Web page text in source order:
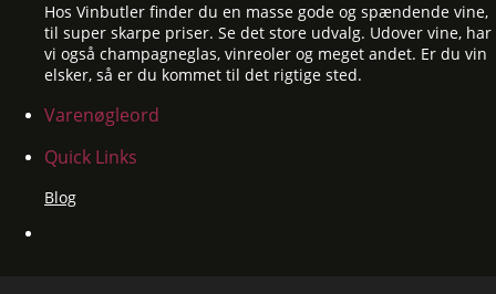
Hos Vinbutler finder du en masse gode og spændende vine,
til super skarpe priser. Se det store udvalg. Udover vine, har
vi også champagneglas, vinreoler og meget andet. Er du vin
elsker, så er du kommet til det rigtige sted.
Varenøgleord
Quick Links
Blog